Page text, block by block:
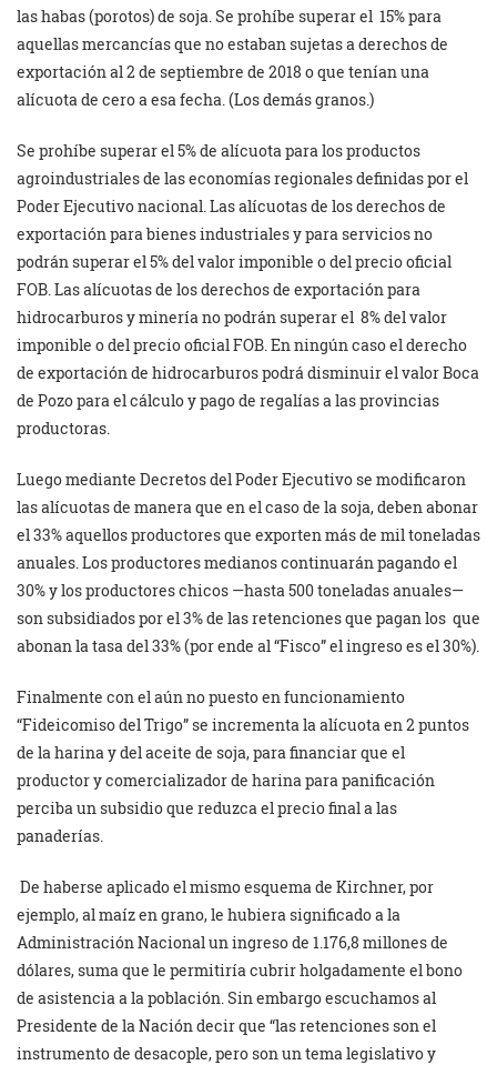
las habas (porotos) de soja. Se prohíbe superar el 15% para
aquellas mercancías que no estaban sujetas a derechos de
exportación al 2 de septiembre de 2018 o que tenían una
alícuota de cero a esa fecha. (Los demás granos.)
Se prohíbe superar el 5% de alícuota para los productos
agroindustriales de las economías regionales definidas por el
Poder Ejecutivo nacional. Las alícuotas de los derechos de
exportación para bienes industriales y para servicios no
podrán superar el 5% del valor imponible o del precio oficial
FOB. Las alícuotas de los derechos de exportación para
hidrocarburos y minería no podrán superar el 8% del valor
imponible o del precio oficial FOB. En ningún caso el derecho
de exportación de hidrocarburos podrá disminuir el valor Boca
de Pozo para el cálculo y pago de regalías a las provincias
productoras.
Luego mediante Decretos del Poder Ejecutivo se modificaron
las alícuotas de manera que en el caso de la soja, deben abonar
el 33% aquellos productores que exporten más de mil toneladas
anuales. Los productores medianos continuarán pagando el
30% y los productores chicos —hasta 500 toneladas anuales—
son subsidiados por el 3% de las retenciones que pagan los que
abonan la tasa del 33% (por ende al “Fisco” el ingreso es el 30%).
Finalmente con el aún no puesto en funcionamiento
“Fideicomiso del Trigo” se incrementa la alícuota en 2 puntos
de la harina y del aceite de soja, para financiar que el
productor y comercializador de harina para panificación
perciba un subsidio que reduzca el precio final a las
panaderías.
De haberse aplicado el mismo esquema de Kirchner, por
ejemplo, al maíz en grano, le hubiera significado a la
Administración Nacional un ingreso de 1.176,8 millones de
dólares, suma que le permitiría cubrir holgadamente el bono
de asistencia a la población. Sin embargo escuchamos al
Presidente de la Nación decir que “las retenciones son el
instrumento de desacople, pero son un tema legislativo y